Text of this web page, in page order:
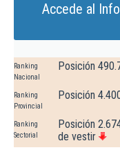
Accede al
Ranking
Nacional
Posición
Ranking
Provincial
Posición
Ranking
Sectorial
Posición
de vestir